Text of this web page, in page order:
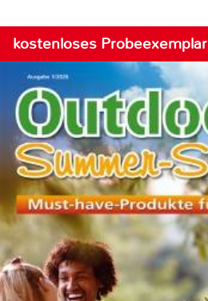
kostenloses Probeexemplar